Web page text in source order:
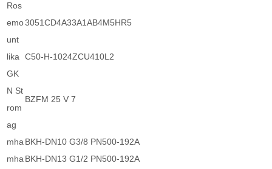
Ros
emo
unt
3051CD4A33A1AB4M5HR5
lika
C50-H-1024ZCU410L2
GK
N St
rom
ag
BZFM 25 V 7
mha BKH-DN10 G3/8 PN500-192A
mha BKH-DN13 G1/2 PN500-192A